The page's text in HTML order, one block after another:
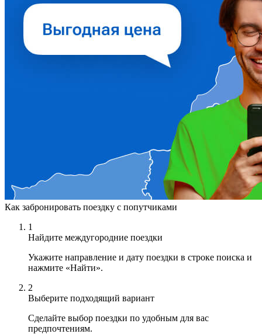
Как забронировать поездку с попутчиками
1
Найдите междугородние поездки
Укажите направление и дату поездки в строке поиска и
нажмите «Найти».
2
Выберите подходящий вариант
Сделайте выбор поездки по удобным для вас
предпочтениям.